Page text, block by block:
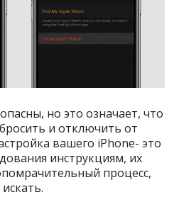
но это означает, что
и отключить от
вашего iPhone- это
инструкциям, их
процесс,